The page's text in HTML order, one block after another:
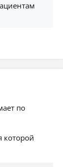
по
которой